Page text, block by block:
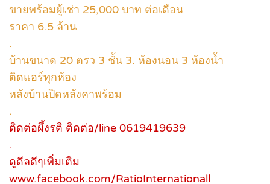
ขายพร้อมผู้เช่า 25,000 บาท ต่อเดือน
ราคา 6.5 ล้าน
.
บ้านขนาด 20 ตรว 3 ชั้น 3. ห้องนอน 3 ห้องน้ำ
ติดแอร์ทุกห้อง
หลังบ้านปิดหลังคาพร้อม
.
ติดต่อผึ้งรติ ติดต่อ/line 0619419639
.
ดูดีลดีๆเพิ่มเติม
www.facebook.com/RatioInternationall